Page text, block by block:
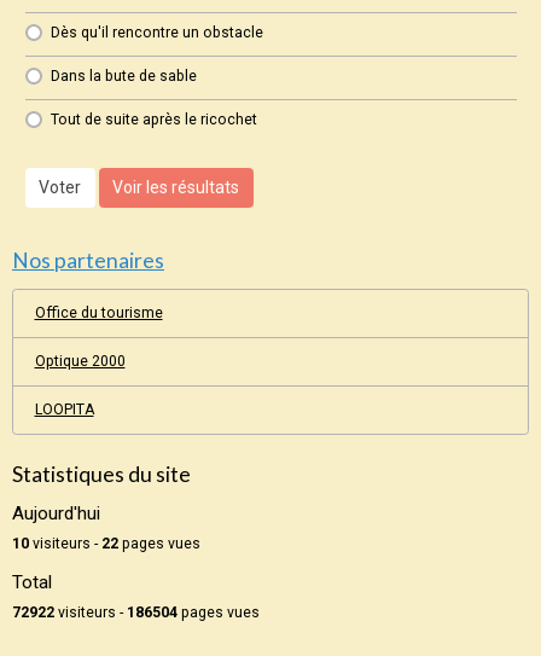
Dès qu'il rencontre un obstacle
Dans la bute de sable
Tout de suite après le ricochet
Voter Voir les résultats
Nos partenaires
Office du tourisme
Optique 2000
LOOPITA
Statistiques du site
Aujourd'hui
10 visiteurs - 22 pages vues
Total
72922 visiteurs - 186504 pages vues